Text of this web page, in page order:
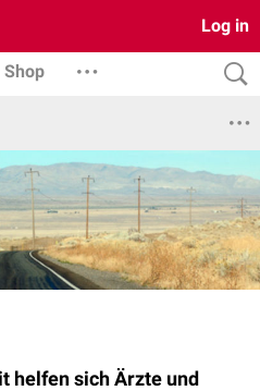
Log in
Shop
helfen sich Ärzte und